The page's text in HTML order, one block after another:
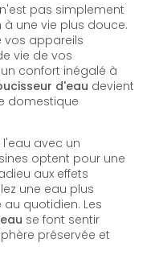
n'est pas simplement
une vie plus douce.
vos appareils
vie de vos
confort inégalé à
d'eau devient
domestique
avec un
optent pour une
aux effets
une eau plus
quotidien. Les
se font sentir
préservée et